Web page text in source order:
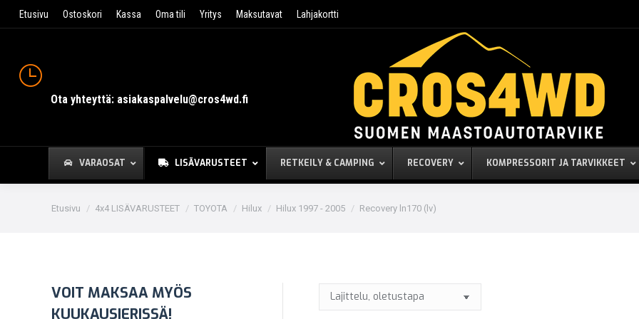
Etusivu Ostoskori Kassa Oma tili Yritys Maksutavat Lahjakortti
Ota yhteyttä: asiakaspalvelu@cros4wd.fi
VARAOSAT LISÄVARUSTEET RETKEILY & CAMPING RECOVERY KOMPRESSORIT JA TARVIKKEET
You are here:
Etusivu 4x4 LISÄVARUSTEET TOYOTA Hilux Hilux 1997 - 2005 Recovery ln170 (lv)
VOIT MAKSAA MYÖS
KUUKAUSIERISSÄ!